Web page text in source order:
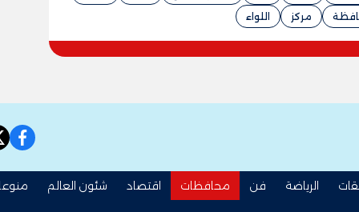
مركز اللواء
الرياضة فن محافظات اقتصاد شئون العالم